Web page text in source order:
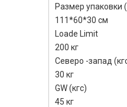
Размер упаковки
111*60*30 см
Loade Limit
200 кг
Северо -запад
30 кг
GW (кгс)
45 кг